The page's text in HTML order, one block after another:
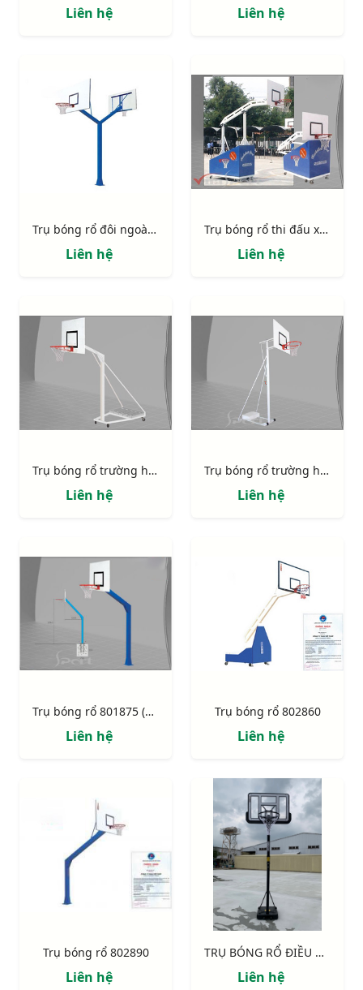
Liên hệ Liên hệ
Trụ bóng rổ đôi ngoài trời 818878
Liên hệ
Trụ bóng rổ thi đấu xếp 801870
Liên hệ
Trụ bóng rổ trường học 801829
Liên hệ
Trụ bóng rổ trường học 801827
Liên hệ
Trụ bóng rổ 801875 (BS8875)
Liên hệ
Trụ bóng rổ 802860
Liên hệ
Trụ bóng rổ 802890
Liên hệ
TRỤ BÓNG RỔ ĐIỀU CHỈNH ĐỘ CAO 801818
Liên hệ